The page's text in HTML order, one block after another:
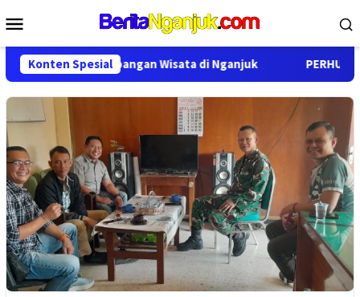
ke
Mobile
Konten Spesial
Pengembangan Wisata di Nganjuk PERHUTANI